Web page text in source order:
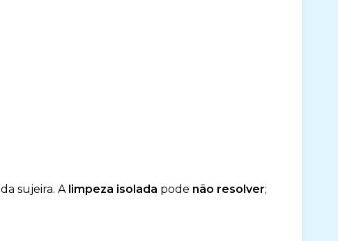
sujeira. A limpeza isolada pode não resolver;